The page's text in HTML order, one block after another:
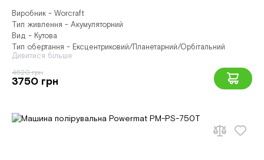
Виробник - Worcraft
Тип живлення - Акумуляторний
Вид - Кутова
Тип обертання - Ексцентриковий/Планетарний/Орбітальний
Дивитися більше
4620 грн
3750 грн